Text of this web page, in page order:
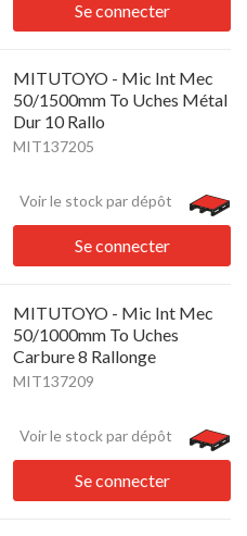
Se connecter
MITUTOYO - Mic Int Mec
50/1500mm To Uches Métal
Dur 10 Rallo
MIT137205
Voir le stock par dépôt
Se connecter
MITUTOYO - Mic Int Mec
50/1000mm To Uches
Carbure 8 Rallonge
MIT137209
Voir le stock par dépôt
Se connecter